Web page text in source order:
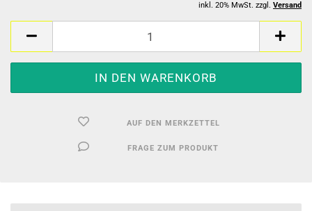
inkl. 20% MwSt. zzgl. Versand
AUF DEN MERKZETTEL
FRAGE ZUM PRODUKT